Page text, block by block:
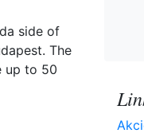
side of
The
up to 50